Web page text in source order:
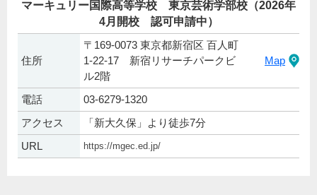
マーキュリー国際高等学校 東京芸術学部校（2026年
4月開校 認可申請中）
住所
〒169-0073 東京都新宿区 百人町
1-22-17 新宿リサーチパークビ
ル2階
Map
電話
03-6279-1320
アクセス
「新大久保」より徒歩7分
URL
https://mgec.ed.jp/